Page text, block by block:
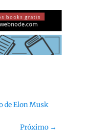
de Elon Musk
Próximo →